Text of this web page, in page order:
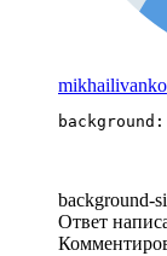
mikhailivanko
background-
Ответ